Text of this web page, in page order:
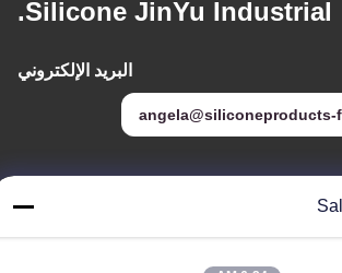
Silicone JinYu Industrial
البريد الإلكتروني
عنواننا